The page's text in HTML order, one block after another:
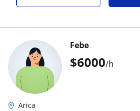
$6000/h
Febe
Arica